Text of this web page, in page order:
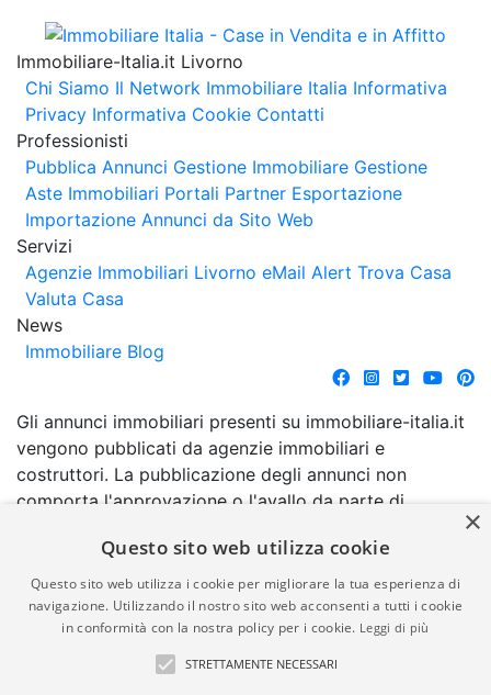
Immobiliare-Italia.it Livorno
Chi Siamo Il Network Immobiliare Italia Informativa
Privacy Informativa Cookie Contatti
Professionisti
Pubblica Annunci Gestione Immobiliare Gestione
Aste Immobiliari Portali Partner Esportazione
Importazione Annunci da Sito Web
Servizi
Agenzie Immobiliari Livorno eMail Alert Trova Casa
Valuta Casa
News
Immobiliare Blog
Gli annunci immobiliari presenti su immobiliare-italia.it
vengono pubblicati da agenzie immobiliari e
costruttori. La pubblicazione degli annunci non
comporta l'approvazione o l'avallo da parte di
garanzia da parte di quest'ultima. immobiliare-italia.it
quindi non è responsabile della veridicità, della
correttezza, della completezza, della normativa in
materia di privacy e/o di alcun altro aspetto dei
suddetti annunci.
×
Questo sito web utilizza cookie
Questo sito web utilizza i cookie per migliorare la tua esperienza di
navigazione. Utilizzando il nostro sito web acconsenti a tutti i cookie
in conformità con la nostra policy per i cookie. Leggi di più
STRETTAMENTE NECESSARI